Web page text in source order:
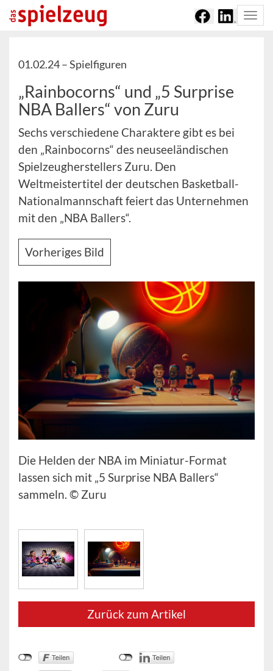
01.02.24 –Spielfiguren
„Rainbocorns“ und „5 Surprise
NBA Ballers“ von Zuru
Sechs verschiedene Charaktere gibt es bei
den „Rainbocorns“ des neuseeländischen
Spielzeugherstellers Zuru. Den
Weltmeistertitel der deutschen Basketball-
Nationalmannschaft feiert das Unternehmen
mit den „NBA Ballers“.
Vorheriges Bild
Die Helden der NBA im Miniatur-Format
lassen sich mit „5 Surprise NBA Ballers“
sammeln. © Zuru
Zurück zum Artikel